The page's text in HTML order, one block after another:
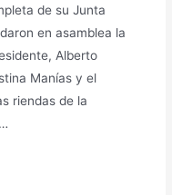
de su Junta
en asamblea la
Alberto
Manías y el
riendas de la